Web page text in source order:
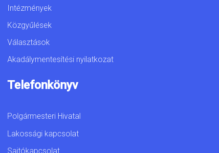
Intézmények
Közgyűlések
Választások
Akadálymentesítési nyilatkozat
Telefonkönyv
Polgármesteri Hivatal
Lakossági kapcsolat
Sajtókapcsolat